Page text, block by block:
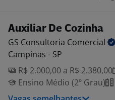
Auxiliar De Cozinha
GS Consultoria Comercial
Campinas - SP
R$ 2.000,00 a R$ 2.380,00
Ensino Médio (2º Grau)